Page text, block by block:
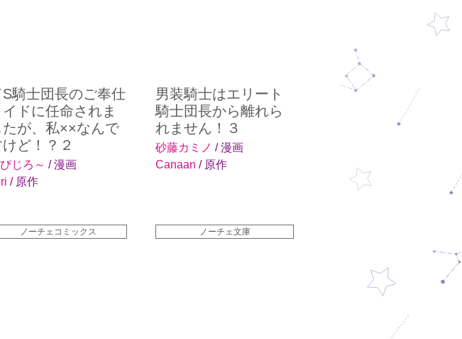
S騎士団長のご奉仕
イドに任命されま
たが、私××なんで
ど！？２
じろ～ / 漫画
/ 原作
男装騎士はエリート
騎士団長から離れら
れません！３
砂藤カミノ / 漫画
Canaan / 原作
ノーチェコミックス ノーチェ文庫